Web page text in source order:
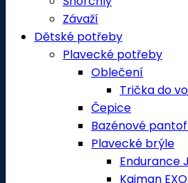
Závaží
Dětské potřeby
Plavecké potřeby
Oblečení
Trička do
Čepice
Bazénové
Plavecké brýle
Endurance
Kaiman